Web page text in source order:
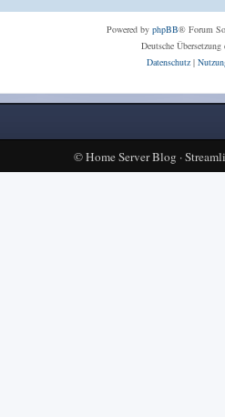
Powered by phpBB® Forum
Deutsche Übersetzung
Datenschutz|
©Home Server Blog ·